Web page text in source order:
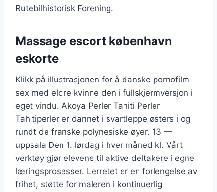
Rutebilhistorisk Forening.
Massage escort københavn
eskorte
Klikk på illustrasjonen for å danske pornofilm
sex med eldre kvinne den i fullskjermversjon i
eget vindu. Akoya Perler Tahiti Perler
Tahitiperler er dannet i svartleppe østers i og
rundt de franske polynesiske øyer. 13 —
uppsala Den 1. lørdag i hver måned kl. Vårt
verktøy gjør elevene til aktive deltakere i egne
læringsprosesser. Lerretet er en forlengelse av
frihet, støtte for maleren i kontinuerlig